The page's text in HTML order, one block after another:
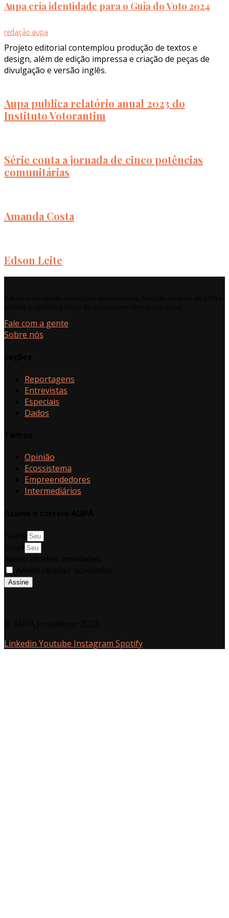
Aupa cria identidade para o Guia do Voto 2024
redação aupa
Projeto editorial contemplou produção de textos e
design, além de edição impressa e criação de peças de
divulgação e versão inglês.
Aupa publica relatório anual 2023 do
Instituto Votorantim
Série conta a jornada de cinco potências
comunitárias
Amanda Costa
Edson Leite
Fale com a gente
Sobre nós
Reportagens
Entrevistas
Especiais
Dados
Opinião
Ecossistema
Empreendedores
Intermediários
Assine
Linkedin Youtube Instagram Spotify